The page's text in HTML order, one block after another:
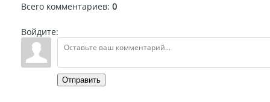
Всего комментариев: 0
Войдите:
Отправить